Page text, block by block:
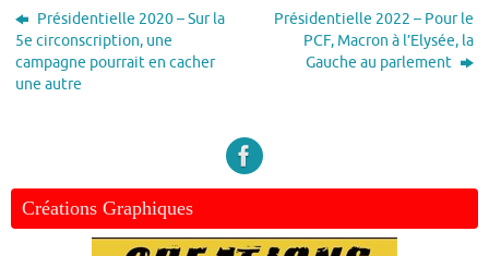
Présidentielle 2020 – Sur la
5e circonscription, une
campagne pourrait en cacher
une autre
Présidentielle 2022 – Pour le
PCF, Macron à l’Elysée, la
Gauche au parlement
Créations Graphiques